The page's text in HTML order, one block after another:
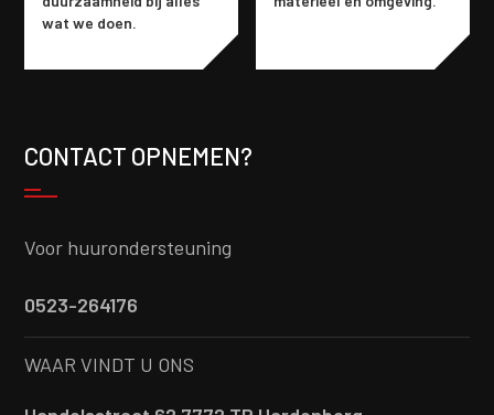
wat we doen.
CONTACT OPNEMEN?
Voor huurondersteuning
0523-264176
WAAR VINDT U ONS